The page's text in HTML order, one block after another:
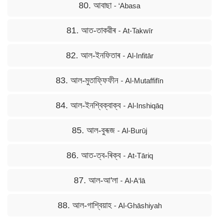
80. আবাছা - ‘Abasa
81. আত-তাকৱীৰ - At-Takwīr
82. আল-ইনফিতাৰ - Al-Infitār
83. আল-মুতাফ্ফিফীন - Al-Mutaffifīn
84. আল-ইনশ্বিক্বাক্ব - Al-Inshiqāq
85. আল-বুৰূজ - Al-Burūj
86. আত-ত্ব-ৰিক্ব - At-Tāriq
87. আল-আ'লা - Al-A‘lā
88. আল-গাশ্বিয়াহ - Al-Ghāshiyah